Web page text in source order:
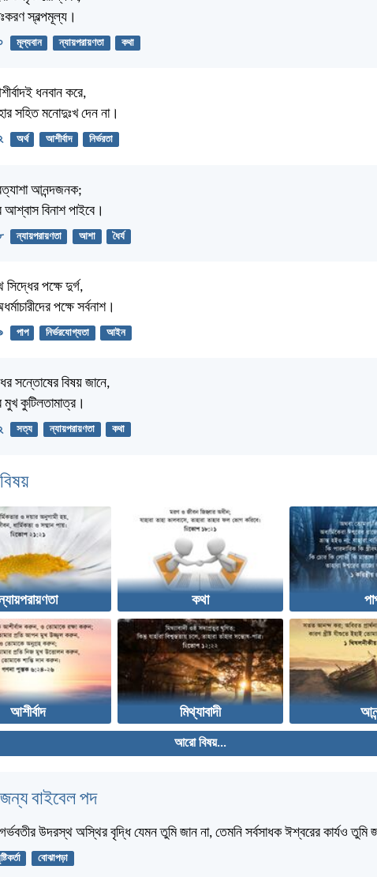
স্বল্পমূল্য।
মূল্যবান ন্যায়পরায়ণতা কথা
ধনবান করে,
সহিত মনোদুঃখ দেন না।
অর্থ আশীর্বাদ নির্ভরতা
আনন্দজনক;
আশ্বাস বিনাশ পাইবে।
ন্যায়পরায়ণতা আশা ধৈর্য
পক্ষে দুর্গ,
পক্ষে সর্বনাশ।
পাপ নির্ভরযোগ্যতা আইন
সন্তোষের বিষয় জানে,
মুখ কুটিলতামাত্র।
সত্য ন্যায়পরায়ণতা কথা
কথা
আশীর্বাদ মিথ্যাবাদী
আরো বিষয়...
বাইবেল পদ
উদরস্থ অস্থির বৃদ্ধি যেমন তুমি জান না, তেমনি সর্বসাধক ঈশ্বরের কার্যও তুমি
বোঝাপড়া